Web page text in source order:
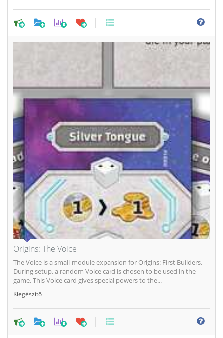
0
Origins: The Voice
The Voice is a small-module expansion for Origins: First Builders.
During setup, a random Voice card is chosen to be used in the
game. This Voice card gives special powers to the...
Kiegészítő
0